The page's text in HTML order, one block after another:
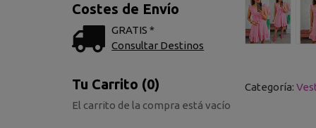
Costes de Envío
GRATIS *
Consultar Destinos
Tu Carrito (0)
El carrito de la compra está vacío
Categoría: